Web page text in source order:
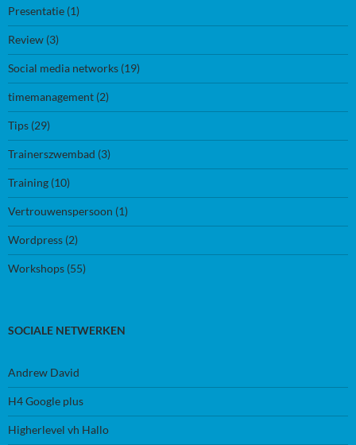
Presentatie (1)
Review (3)
Social media networks (19)
timemanagement (2)
Tips (29)
Trainerszwembad (3)
Training (10)
Vertrouwenspersoon (1)
Wordpress (2)
Workshops (55)
SOCIALE NETWERKEN
Andrew David
H4 Google plus
Higherlevel vh Hallo